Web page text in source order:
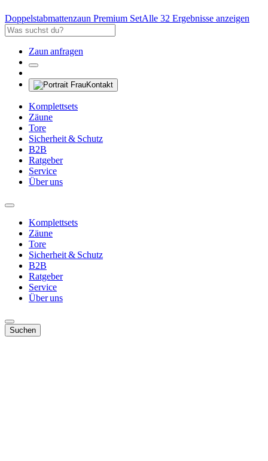
Doppelstabmattenzaun Premium SetAlle 32 Ergebnisse anzeigen
Zaun anfragen
Kontakt
Komplettsets
Zäune
Tore
Sicherheit & Schutz
B2B
Ratgeber
Service
Über uns
Komplettsets
Zäune
Tore
Sicherheit & Schutz
B2B
Ratgeber
Service
Über uns
Suchen